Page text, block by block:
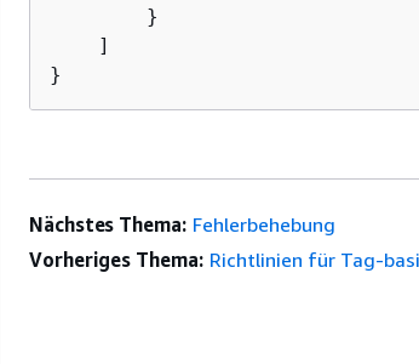
        }
    ]
}
Nächstes Thema: Fehlerbehebung
Vorheriges Thema: Richtlinien für Tag-